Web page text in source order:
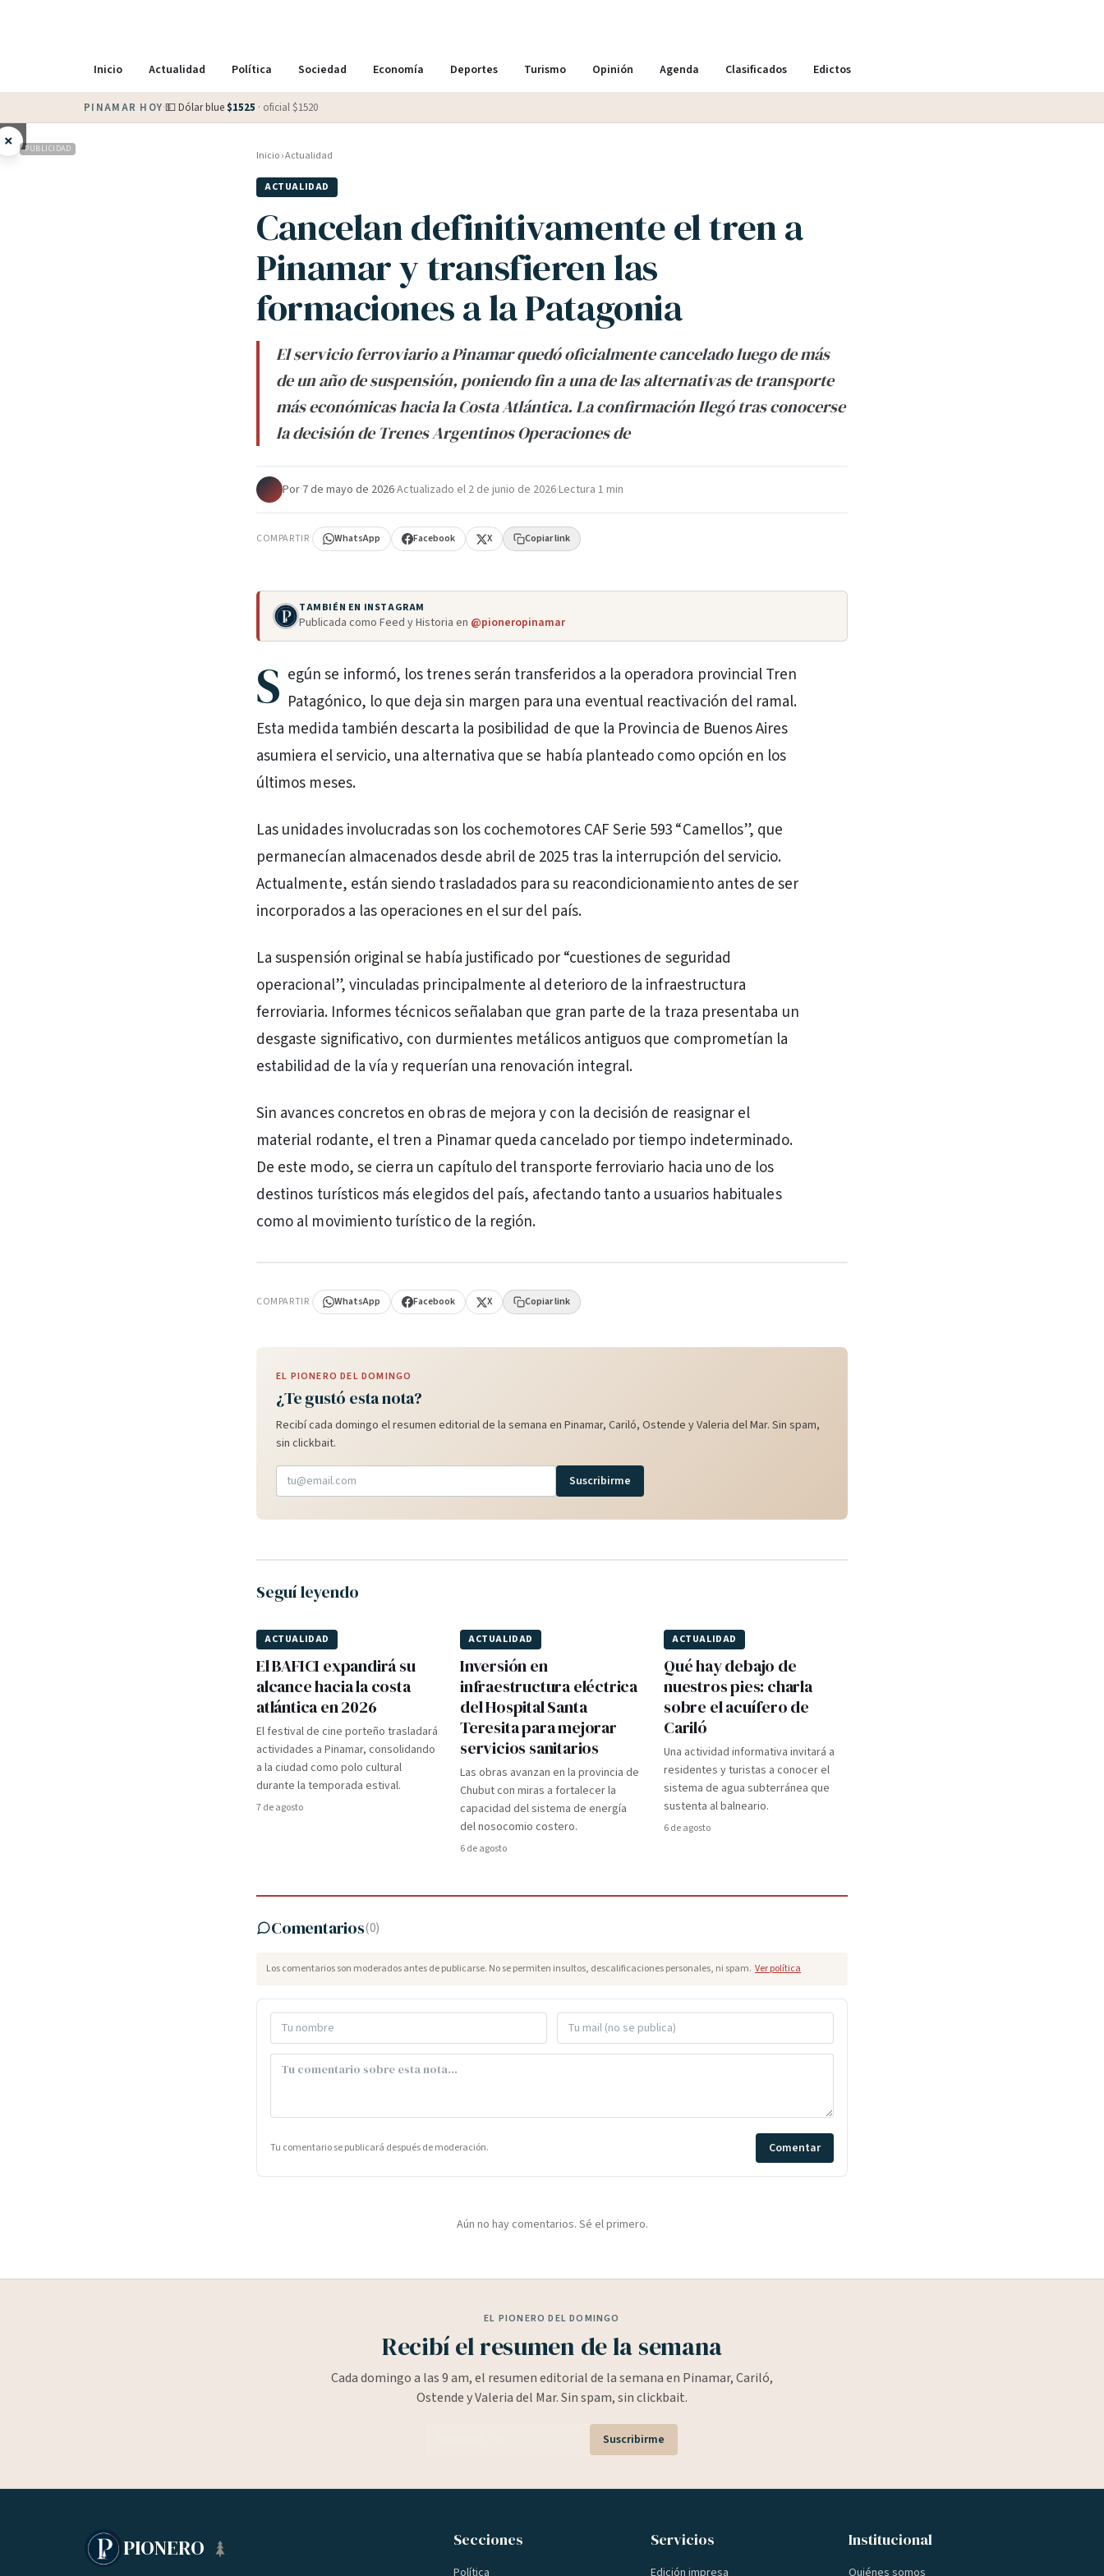
Inicio Actualidad Política Sociedad Economía Deportes Turismo Opinión Agenda Clasificados Edictos
PINAMAR HOY·💵 Dólar blue $1525 · oficial $1520
× PUBLICIDAD Inicio›Actualidad
ACTUALIDAD
Cancelan definitivamente el tren a
Pinamar y transfieren las
formaciones a la Patagonia
El servicio ferroviario a Pinamar quedó oficialmente cancelado luego de más
de un año de suspensión, poniendo fin a una de las alternativas de transporte
más económicas hacia la Costa Atlántica. La confirmación llegó tras conocerse
la decisión de Trenes Argentinos Operaciones de
Por·7 de mayo de 2026·Actualizado el 2 de junio de 2026·Lectura 1 min
COMPARTIR WhatsApp Facebook X Copiar link
TAMBIÉN EN INSTAGRAM
Publicada como Feed y Historia en @pioneropinamar
S egún se informó, los trenes serán transferidos a la operadora provincial Tren
Patagónico, lo que deja sin margen para una eventual reactivación del ramal.
Esta medida también descarta la posibilidad de que la Provincia de Buenos Aires
asumiera el servicio, una alternativa que se había planteado como opción en los
últimos meses.
Las unidades involucradas son los cochemotores CAF Serie 593 “Camellos”, que
permanecían almacenados desde abril de 2025 tras la interrupción del servicio.
Actualmente, están siendo trasladados para su reacondicionamiento antes de ser
incorporados a las operaciones en el sur del país.
La suspensión original se había justificado por “cuestiones de seguridad
operacional”, vinculadas principalmente al deterioro de la infraestructura
ferroviaria. Informes técnicos señalaban que gran parte de la traza presentaba un
desgaste significativo, con durmientes metálicos antiguos que comprometían la
estabilidad de la vía y requerían una renovación integral.
Sin avances concretos en obras de mejora y con la decisión de reasignar el
material rodante, el tren a Pinamar queda cancelado por tiempo indeterminado.
De este modo, se cierra un capítulo del transporte ferroviario hacia uno de los
destinos turísticos más elegidos del país, afectando tanto a usuarios habituales
como al movimiento turístico de la región.
COMPARTIR WhatsApp Facebook X Copiar link
EL PIONERO DEL DOMINGO
¿Te gustó esta nota?
Recibí cada domingo el resumen editorial de la semana en Pinamar, Cariló, Ostende y Valeria del Mar. Sin spam,
sin clickbait.
Suscribirme
Seguí leyendo
ACTUALIDAD
El BAFICI expandirá su
alcance hacia la costa
atlántica en 2026
El festival de cine porteño trasladará
actividades a Pinamar, consolidando
a la ciudad como polo cultural
durante la temporada estival.
7 de agosto
ACTUALIDAD
Inversión en
infraestructura eléctrica
del Hospital Santa
Teresita para mejorar
servicios sanitarios
Las obras avanzan en la provincia de
Chubut con miras a fortalecer la
capacidad del sistema de energía
del nosocomio costero.
6 de agosto
ACTUALIDAD
Qué hay debajo de
nuestros pies: charla
sobre el acuífero de
Cariló
Una actividad informativa invitará a
residentes y turistas a conocer el
sistema de agua subterránea que
sustenta al balneario.
6 de agosto
Comentarios(0)
Los comentarios son moderados antes de publicarse. No se permiten insultos, descalificaciones personales, ni spam. Ver política
Tu comentario se publicará después de moderación. Comentar
Aún no hay comentarios. Sé el primero.
EL PIONERO DEL DOMINGO
Recibí el resumen de la semana
Cada domingo a las 9 am, el resumen editorial de la semana en Pinamar, Cariló,
Ostende y Valeria del Mar. Sin spam, sin clickbait.
Suscribirme
PIONERO Secciones
Política
Servicios
Edición impresa
Institucional
Quiénes somos